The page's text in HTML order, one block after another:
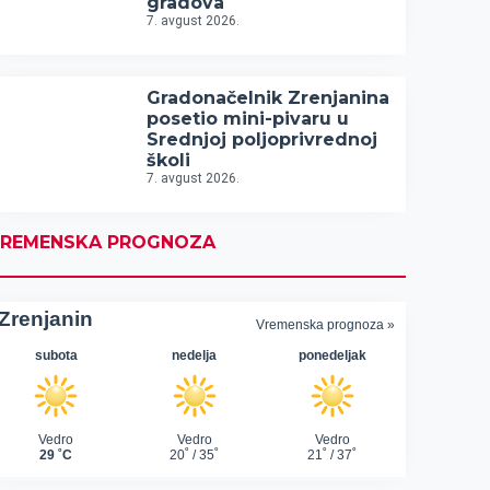
7. avgust 2026.
Gradonačelnik Zrenjanina
posetio mini-pivaru u
Srednjoj poljoprivrednoj
školi
7. avgust 2026.
PROGNOZA